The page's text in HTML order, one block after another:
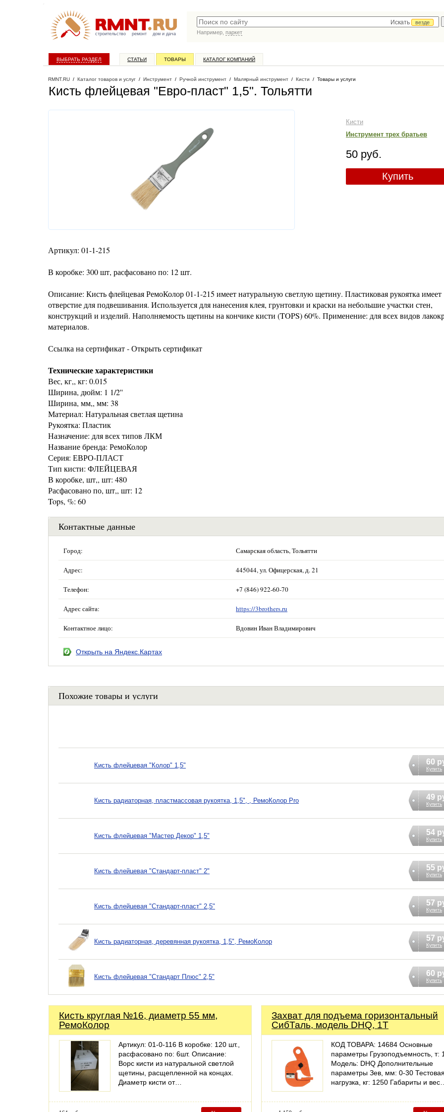
строительство ремонт дом и дача
Искать
везде
Например, паркет
ВЫБРАТЬ РАЗДЕЛ СТАТЬИ ТОВАРЫ КАТАЛОГ КОМПАНИЙ
RMNT.RU / Каталог товаров и услуг / Инструмент / Ручной инструмент / Малярный инструмент / Кисти / Товары и услуги
Кисть флейцевая "Евро-пласт" 1,5". Тольятти
Кисти
Инструмент трех братьев
50 руб.
Купить
Артикул: 01-1-215
В коробке: 300 шт, расфасовано по: 12 шт.
Описание: Кисть флейцевая РемоКолор 01-1-215 имеет натуральную светлую щетину. Пластиковая рукоятка имеет
отверстие для подвешивания. Используется для нанесения клея, грунтовки и краски на небольшие участки стен,
конструкций и изделий. Наполняемость щетины на кончике кисти (TOPS) 60%. Применение: для всех видов
материалов.
Ссылка на сертификат - Открыть сертификат
Технические характеристики
Вес, кг,, кг: 0.015
Ширина, дюйм: 1 1/2''
Ширина, мм,, мм: 38
Материал: Натуральная светлая щетина
Рукоятка: Пластик
Назначение: для всех типов ЛКМ
Название бренда: РемоКолор
Серия: ЕВРО-ПЛАСТ
Тип кисти: ФЛЕЙЦЕВАЯ
В коробке, шт,, шт: 480
Расфасовано по, шт,, шт: 12
Tops, %: 60
Контактные данные
Город: Самарская область, Тольятти
Адрес: 445044, ул. Офицерская, д. 21
Телефон: +7 (846) 922-60-70
Адрес сайта: https://3brothers.ru
Контактное лицо: Вдовин Иван Владимирович
Открыть на Яндекс.Картах
Похожие товары и услуги
Кисть флейцевая "Колор" 1,5" 60
Купить
Кисть радиаторная, пластмассовая рукоятка, 1,5", , РемоКолор Pro 49
Купить
Кисть флейцевая "Мастер Декор" 1,5" 54
Купить
Кисть флейцевая "Стандарт-пласт" 2" 55
Купить
Кисть флейцевая "Стандарт-пласт" 2,5" 57
Купить
Кисть радиаторная, деревянная рукоятка, 1,5", РемоКолор 57
Купить
Кисть флейцевая "Стандарт Плюс" 2,5" 60
Купить
Кисть круглая №16, диаметр 55 мм,
РемоКолор
Артикул: 01-0-116 В коробке: 120 шт.,
расфасовано по: 6шт. Описание:
Ворс кисти из натуральной светлой
щетины, расщепленной на концах.
Диаметр кисти от…
Захват для подъема горизонтальный
СибТаль, модель DHQ, 1Т
КОД ТОВАРА: 14684 Основные
параметры Грузоподъемность, т: 1
Модель: DHQ Дополнительные
параметры Зев, мм: 0-30 Тестовая
нагрузка, кг: 1250 Габариты и вес…